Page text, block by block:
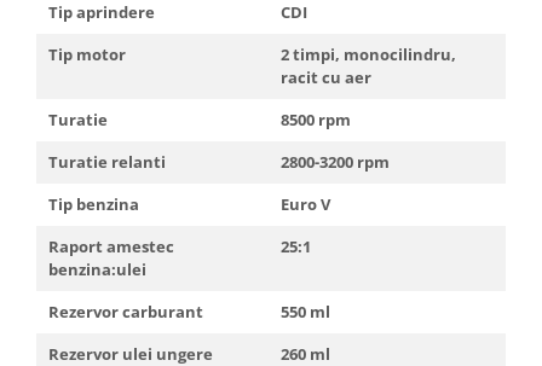
Tip aprindere
CDI
Tip motor
2 timpi, monocilindru,
racit cu aer
Turatie
8500 rpm
Turatie relanti
2800-3200 rpm
Tip benzina
Euro V
Raport amestec
benzina:ulei
25:1
Rezervor carburant
550 ml
Rezervor ulei ungere
260 ml